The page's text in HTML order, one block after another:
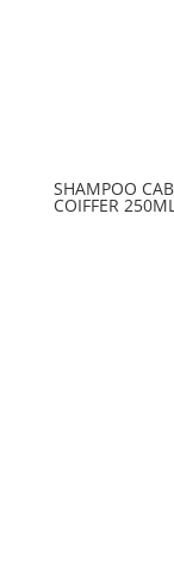
SHAMPOO
COIFFER 250ML